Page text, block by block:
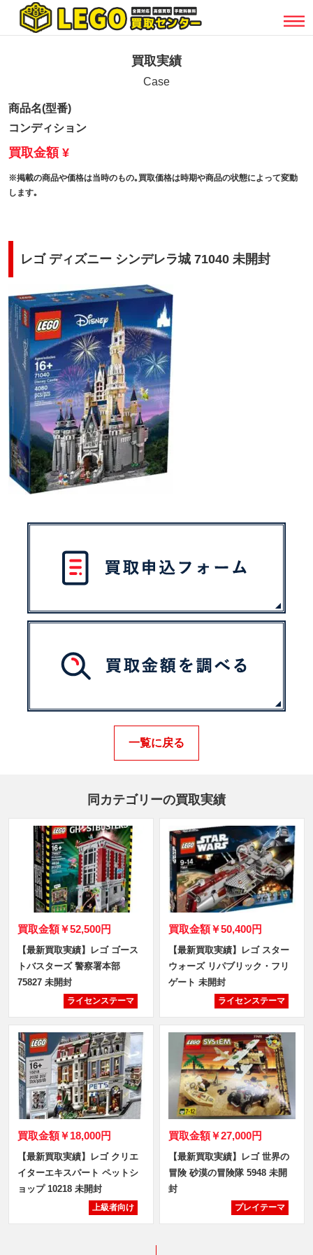
買取実績
Case
商品名(型番)
コンディション
買取金額 ¥
※掲載の商品や価格は当時のもの｡買取価格は時期や商品の状態によって変動
します｡
レゴ ディズニー シンデレラ城 71040 未開封
一覧に戻る
同カテゴリーの買取実績
買取金額￥52,500円
【最新買取実績】レゴ ゴース
トバスターズ 警察署本部
75827 未開封
ライセンステーマ
買取金額￥50,400円
【最新買取実績】レゴ スター
ウォーズ リパブリック・フリ
ゲート 未開封
ライセンステーマ
買取金額￥18,000円
【最新買取実績】レゴ クリエ
イターエキスパート ペットシ
ョップ 10218 未開封
上級者向け
買取金額￥27,000円
【最新買取実績】レゴ 世界の
冒険 砂漠の冒険隊 5948 未開
封
プレイテーマ